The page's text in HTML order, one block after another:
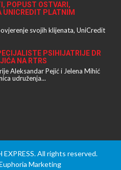
POPUST OSTVARI,
UNICREDIT PLATNIM
svojih klijenata, UniCredit
PSIHIJATRIJE DR
NA RTRS
Aleksandar Pejić i Jelena Mihić
udruženja...
All rights reserved.
Marketing